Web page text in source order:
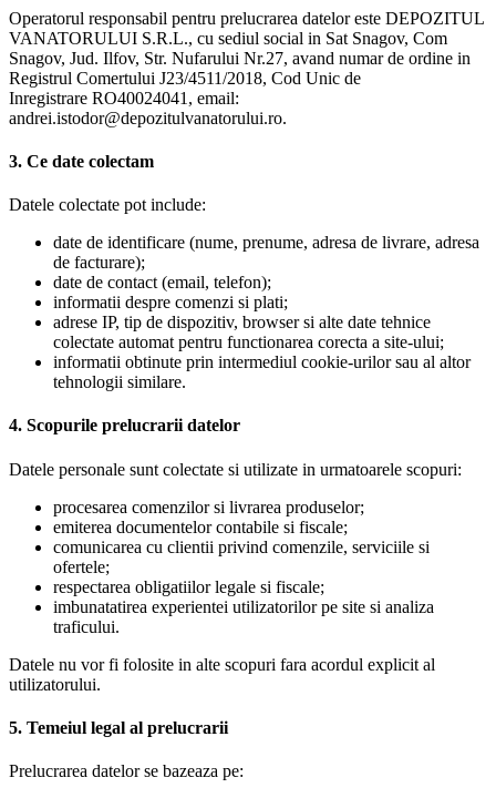
Operatorul responsabil pentru prelucrarea datelor este DEPOZITUL
VANATORULUI S.R.L., cu sediul social in Sat Snagov, Com
Snagov, Jud. Ilfov, Str. Nufarului Nr.27, avand numar de ordine in
Registrul Comertului J23/4511/2018, Cod Unic de
Inregistrare RO40024041, email:
andrei.istodor@depozitulvanatorului.ro.
3. Ce date colectam
Datele colectate pot include:
date de identificare (nume, prenume, adresa de livrare, adresa
de facturare);
date de contact (email, telefon);
informatii despre comenzi si plati;
adrese IP, tip de dispozitiv, browser si alte date tehnice
colectate automat pentru functionarea corecta a site-ului;
informatii obtinute prin intermediul cookie-urilor sau al altor
tehnologii similare.
4. Scopurile prelucrarii datelor
Datele personale sunt colectate si utilizate in urmatoarele scopuri:
procesarea comenzilor si livrarea produselor;
emiterea documentelor contabile si fiscale;
comunicarea cu clientii privind comenzile, serviciile si
ofertele;
respectarea obligatiilor legale si fiscale;
imbunatatirea experientei utilizatorilor pe site si analiza
traficului.
Datele nu vor fi folosite in alte scopuri fara acordul explicit al
utilizatorului.
5. Temeiul legal al prelucrarii
Prelucrarea datelor se bazeaza pe: